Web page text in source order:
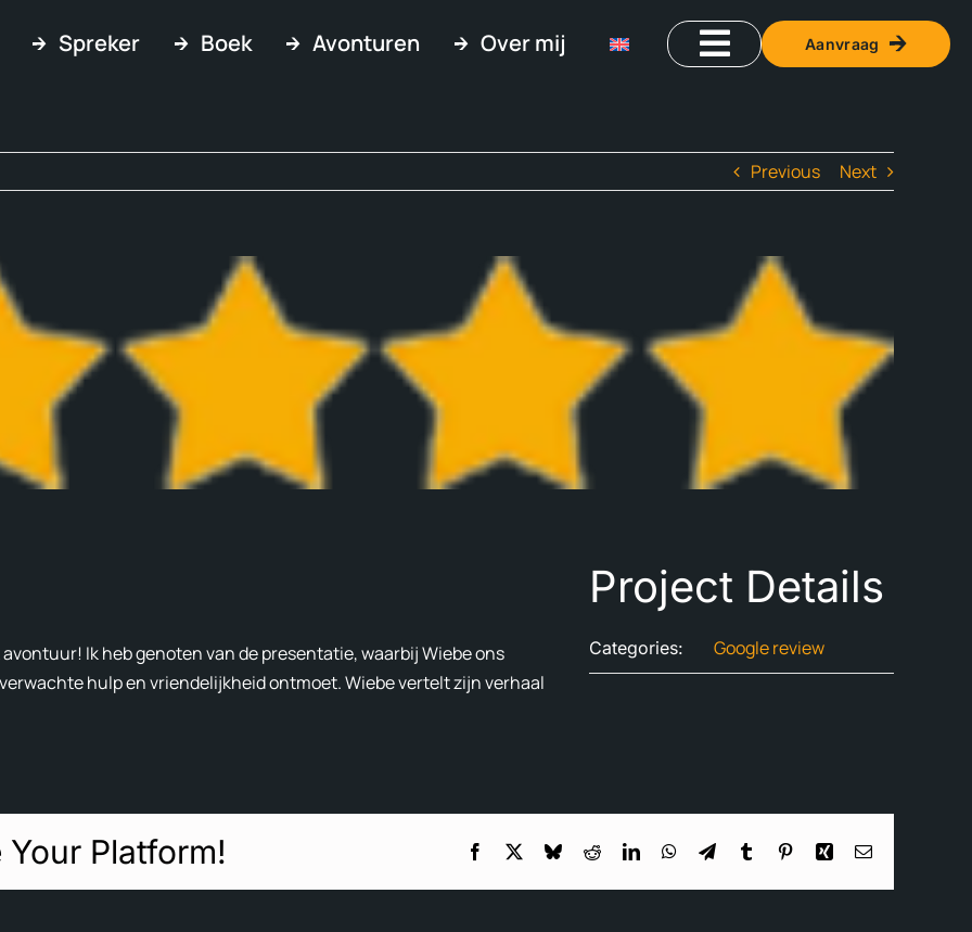
Spreker Boek Avonturen Over mij Aanvraag
Previous Next
Ik heb genoten van de presentatie, waarbij Wiebe ons
hulp en vriendelijkheid ontmoet. Wiebe vertelt zijn verhaal
Project Details
Categories: Google review
Platform! Facebook BlueskyRedditLinkedInWhatsApp
TelegramTumblr PinterestXing Email